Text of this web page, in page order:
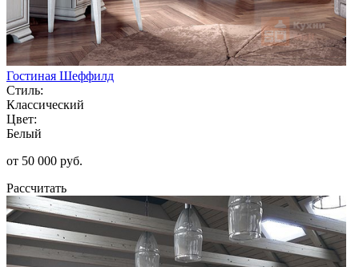
Гостиная Шеффилд
Стиль:
Классический
Цвет:
Белый
от 50 000 руб.
Рассчитать